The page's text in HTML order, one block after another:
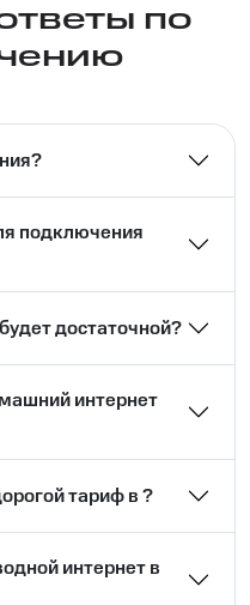
по
подключения
достаточной?
интернет
тариф в ?
интернет в